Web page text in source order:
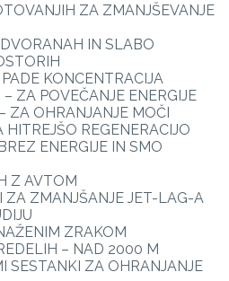
ZA ZMANJŠEVANJE
IN SLABO
KONCENTRACIJA
ZA POVEČANJE ENERGIJE
ZA OHRANJANJE MOČI
REGENERACIJO
ENERGIJE IN SMO
Z AVTOM
ZA ZMANJŠANJE JET-LAG-A
ZRAKOM
– NAD 2000 M
SESTANKI ZA OHRANJANJE